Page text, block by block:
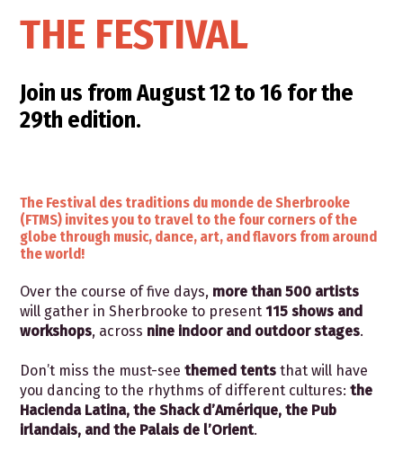
THE FESTIVAL
Join us from August 12 to 16 for the
29th edition.
The Festival des traditions du monde de Sherbrooke
(FTMS) invites you to travel to the four corners of the
globe through music, dance, art, and flavors from around
the world!
Over the course of five days, more than 500 artists
will gather in Sherbrooke to present115 shows and
workshops, across nine indoor and outdoor stages.
Don’t miss the must-seethemed tents that will have
you dancing to the rhythms of different cultures:the
Hacienda Latina, the Shack d’Amérique, the Pub
irlandais, and the Palais de l’Orient.